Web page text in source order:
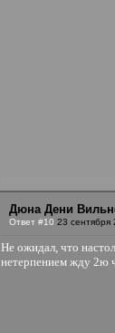
Дюна Дени
Ответ #10 23 сентября
Не ожидал, что
нетерпением жду 2ю